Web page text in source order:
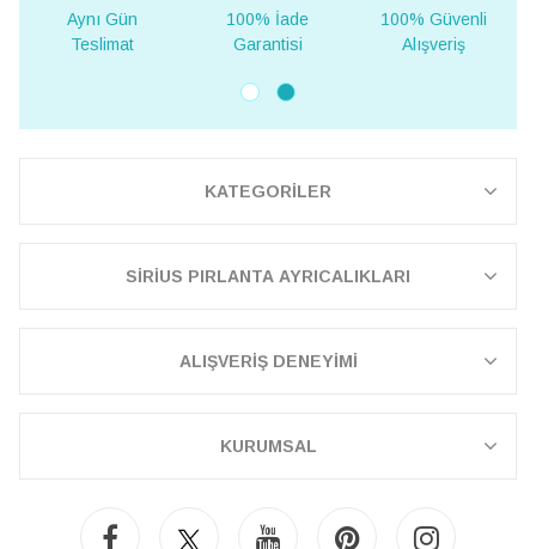
Aynı Gün
Teslimat
100% İade
Garantisi
100% Güvenli
Alışveriş
KATEGORİLER
SİRİUS PIRLANTA AYRICALIKLARI
ALIŞVERİŞ DENEYİMİ
KURUMSAL